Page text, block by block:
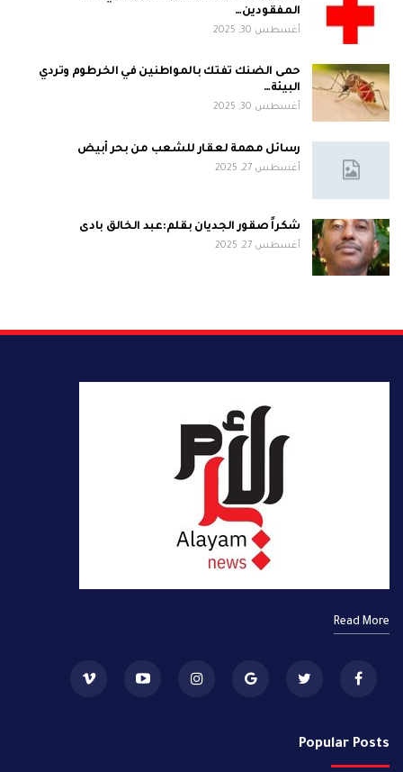
المفقودين…
أغسطس 30, 2025
حمى الضنك تفتك بالمواطنين في الخرطوم وتردي
البيئة…
أغسطس 30, 2025
رسائل مهمة لعقار للشعب من بحر أبيض
أغسطس 27, 2025
شكراً صقور الجديان بقلم:عبد الخالق بادى
أغسطس 27, 2025
Read More
Popular Posts